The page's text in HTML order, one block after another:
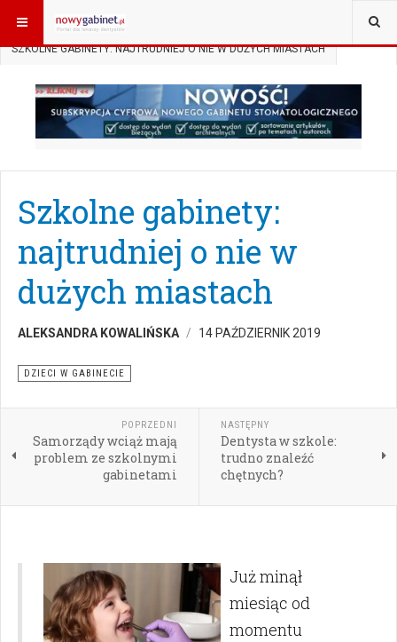
JESTEŚ TUTAJ: START
SZKOLNE GABINETY: NAJTRUDNIEJ O NIE W DUŻYCH MIASTACH
Szkolne gabinety:
najtrudniej o nie w
dużych miastach
ALEKSANDRA KOWALIŃSKA 14 PAŹDZIERNIK 2019
DZIECI W GABINECIE
POPRZEDNI
Samorządy wciąż mają
problem ze szkolnymi
gabinetami
NASTĘPNY
Dentysta w szkole:
trudno znaleźć
chętnych?
Już minął
miesiąc od
momentu